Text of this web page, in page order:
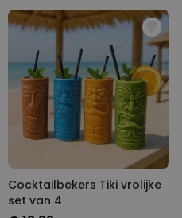
Cocktailbekers Tiki vrolijke
set van 4